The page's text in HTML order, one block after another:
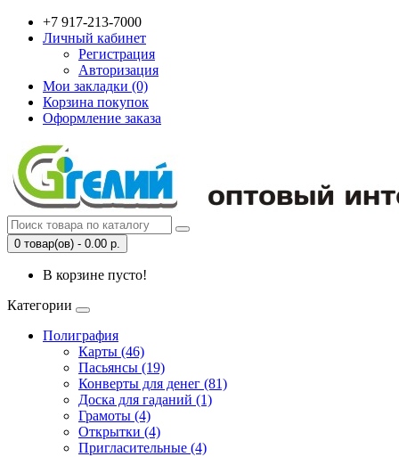
+7 917-213-7000
Личный кабинет
Регистрация
Авторизация
Мои закладки (0)
Корзина покупок
Оформление заказа
0 товар(ов) - 0.00 р.
В корзине пусто!
Категории
Полиграфия
Карты (46)
Пасьянсы (19)
Конверты для денег (81)
Доска для гаданий (1)
Грамоты (4)
Открытки (4)
Пригласительные (4)